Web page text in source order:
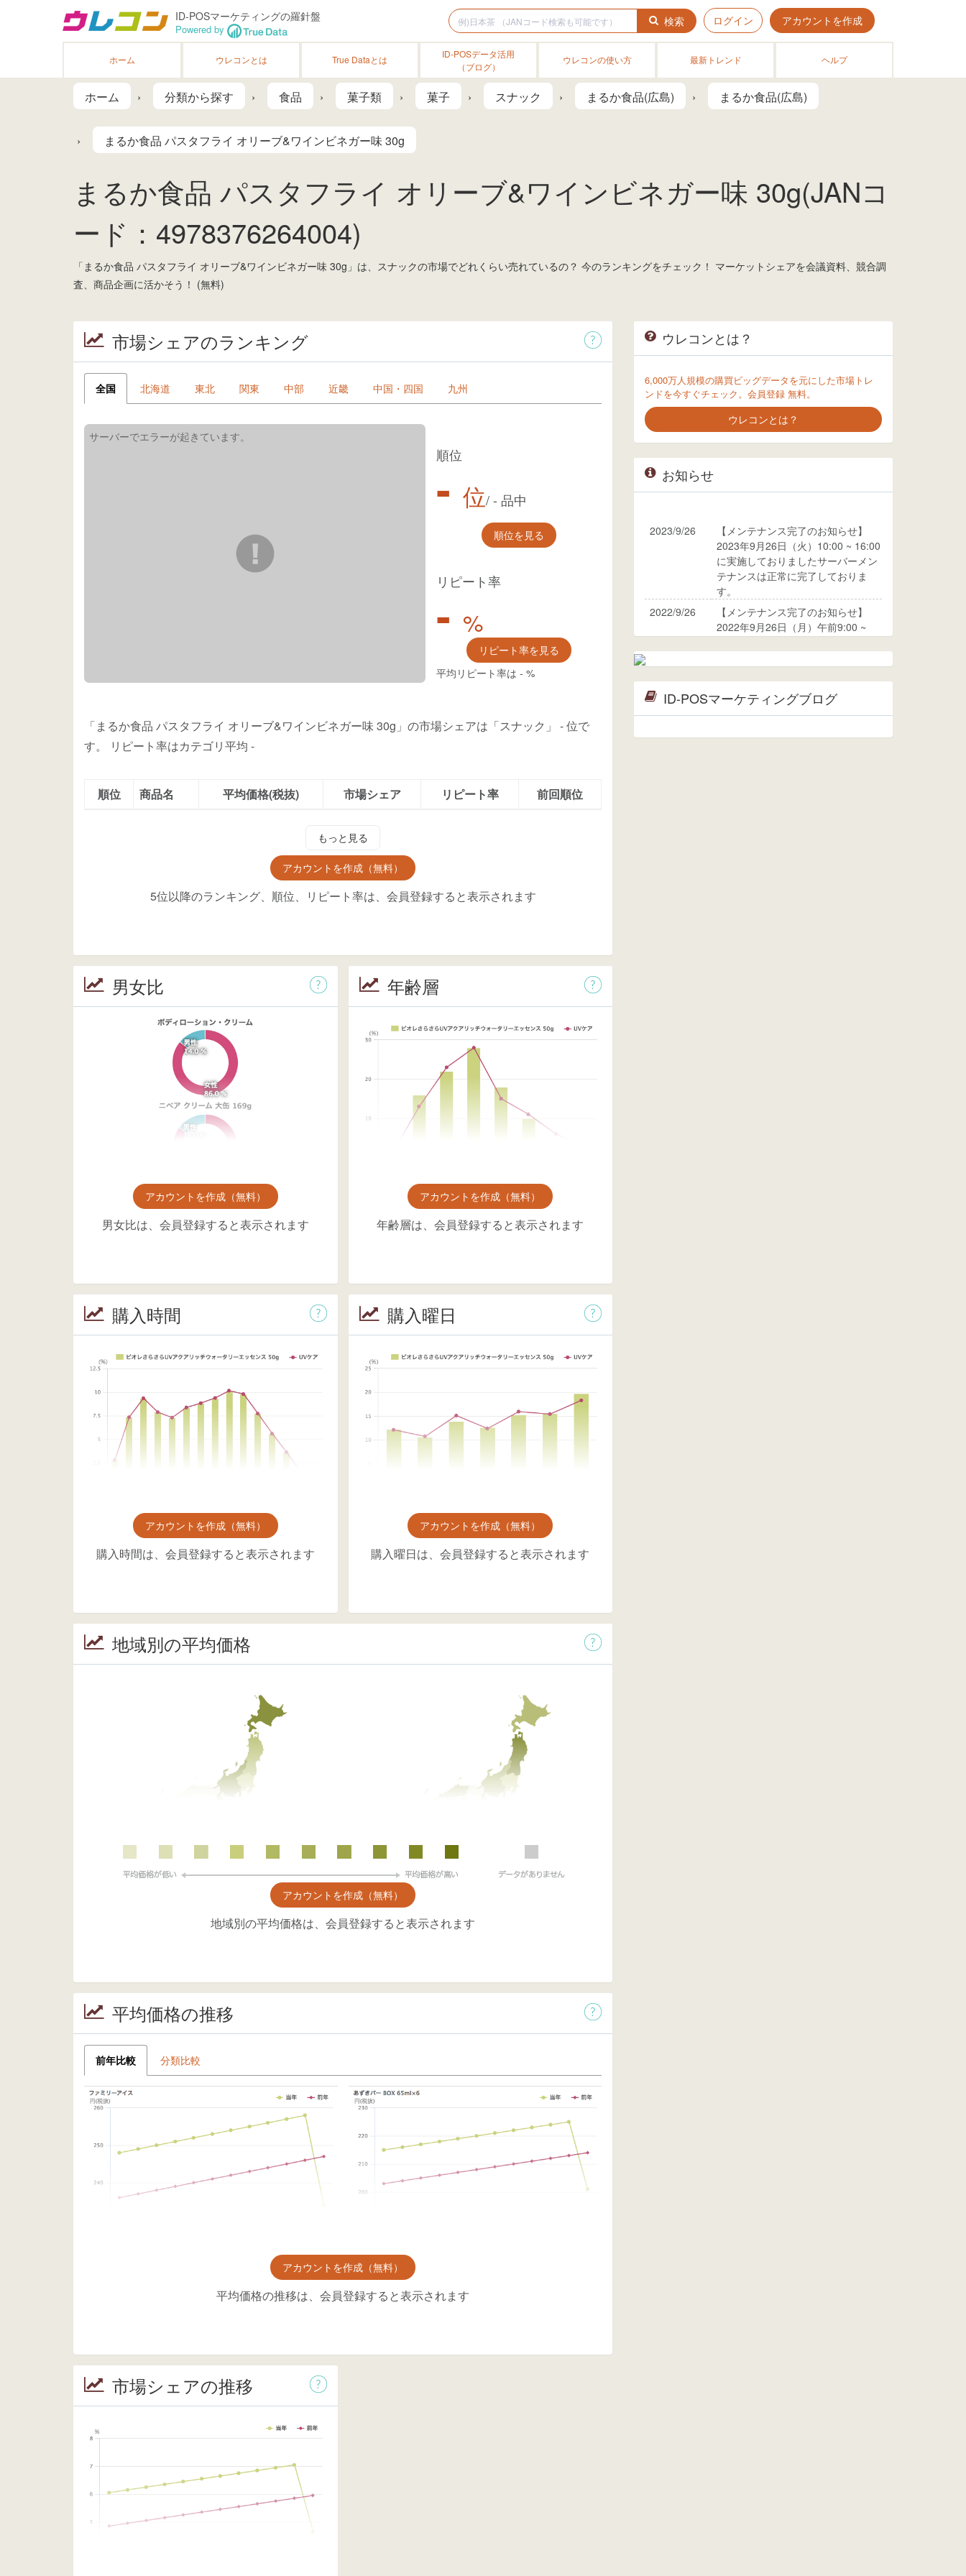
ID-POSマーケティングの羅針盤
Powered by
検索 ログイン アカウントを作成
ホーム ウレコンとは True Dataとは
ID-POSデータ活用
（ブログ）
ウレコンの使い方 最新トレンド ヘルプ
ホーム 分類から探す 食品 菓子類 菓子 スナック まるか食品(広島) まるか食品(広島)
まるか食品 パスタフライ オリーブ&ワインビネガー味 30g
まるか食品 パスタフライ オリーブ&ワインビネガー味 30g(JANコ
ード：4978376264004)
「まるか食品 パスタフライ オリーブ&ワインビネガー味 30g」は、スナックの市場でどれくらい売れているの？ 今のランキングをチェック！ マーケットシェアを会議資料、競合調
査、商品企画に活かそう！ (無料)
市場シェアのランキング
全国 北海道 東北 関東 中部 近畿 中国・四国 九州
順位
- 位/- 品中
順位を見る
リピート率
- %
リピート率を見る
平均リピート率は - %
「まるか食品 パスタフライ オリーブ&ワインビネガー味 30g」の市場シェアは「スナック」 -位で
す。
リピート率はカテゴリ平均 -
順位 商品名 平均価格(税抜) 市場シェア リピート率 前回順位
もっと見る
アカウントを作成（無料）
5位以降のランキング、順位、リピート率は、会員登録すると表示されます
男女比
アカウントを作成（無料）
男女比は、会員登録すると表示されます
年齢層
アカウントを作成（無料）
年齢層は、会員登録すると表示されます
購入時間
アカウントを作成（無料）
購入時間は、会員登録すると表示されます
購入曜日
アカウントを作成（無料）
購入曜日は、会員登録すると表示されます
地域別の平均価格
アカウントを作成（無料）
地域別の平均価格は、会員登録すると表示されます
平均価格の推移
前年比較 分類比較
アカウントを作成（無料）
平均価格の推移は、会員登録すると表示されます
市場シェアの推移
ウレコンとは？
6,000万人規模の購買ビッグデータを元にした市場トレ
ンドを今すぐチェック。会員登録 無料。
ウレコンとは？
お知らせ
2023/9/26
【メンテナンス完了のお知らせ】
2023年9月26日（火）10:00 ~ 16:00
に実施しておりましたサーバーメン
テナンスは正常に完了しておりま
す。
2022/9/26
【メンテナンス完了のお知らせ】
2022年9月26日（月）午前9:00 ~
2017/05/17
ウレコンでブログ掲載が始まりまし
た。ぜひご覧ください。
ID-POSマーケティングブログ